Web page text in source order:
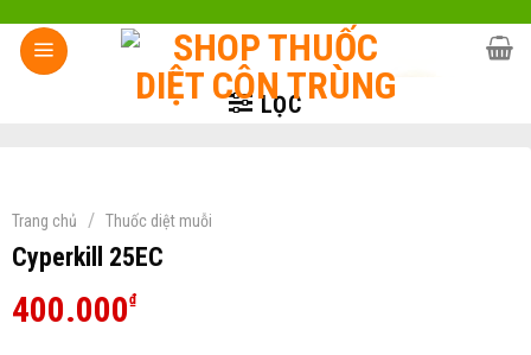
Skip
LỌC
Trang chủ / Thuốc diệt muỗi
Cyperkill 25EC
400.000₫